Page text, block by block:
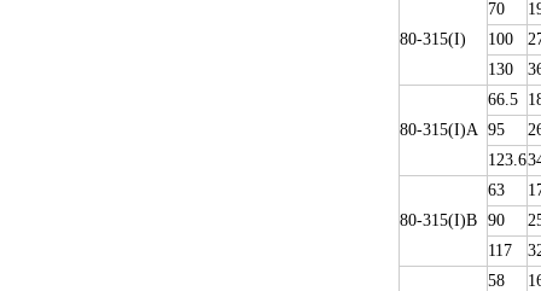
80-315(I)
70
100
130
80-315(I)A
66.5
95
123.6
80-315(I)B
63
90
117
58